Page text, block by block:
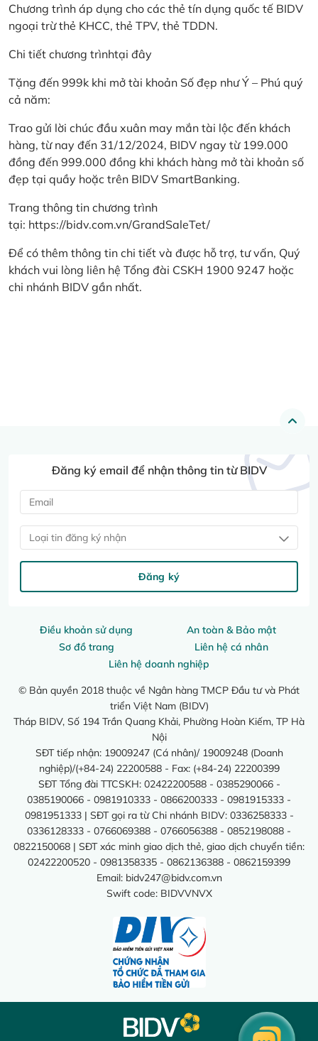
Chương trình áp dụng cho các thẻ tín dụng quốc tế BIDV
ngoại trừ thẻ KHCC, thẻ TPV, thẻ TDDN.
Chi tiết chương trìnhtại đây
Tặng đến 999k khi mở tài khoản Số đẹp như Ý – Phú quý
cả năm:
Trao gửi lời chúc đầu xuân may mắn tài lộc đến khách
hàng, từ nay đến 31/12/2024, BIDV ngay từ 199.000
đồng đến 999.000 đồng khi khách hàng mở tài khoản số
đẹp tại quầy hoặc trên BIDV SmartBanking.
Trang thông tin chương trình
tại: https://bidv.com.vn/GrandSaleTet/
Để có thêm thông tin chi tiết và được hỗ trợ, tư vấn, Quý
khách vui lòng liên hệ Tổng đài CSKH 1900 9247 hoặc
chi nhánh BIDV gần nhất.
Điều khoản sử dụng
An toàn & Bảo mật
Sơ đồ trang
Liên hệ cá nhân
Liên hệ doanh nghiệp
© Bản quyền 2018 thuộc về Ngân hàng TMCP Đầu tư và Phát
triển Việt Nam (BIDV)
Tháp BIDV, Số 194 Trần Quang Khải, Phường Hoàn Kiếm, TP Hà
Nội
SĐT tiếp nhận: 19009247 (Cá nhân)/ 19009248 (Doanh
nghiệp)/(+84-24) 22200588 - Fax: (+84-24) 22200399
SĐT Tổng đài TTCSKH: 02422200588 - 0385290066 -
0385190066 - 0981910333 - 0866200333 - 0981915333 -
0981951333 | SĐT gọi ra từ Chi nhánh BIDV: 0336258333 -
0336128333 - 0766069388 - 0766056388 - 0852198088 -
0822150068 | SĐT xác minh giao dịch thẻ, giao dịch chuyển tiền:
02422200520 - 0981358335 - 0862136388 - 0862159399
Email: bidv247@bidv.com.vn
Swift code: BIDVVNVX
Đăng ký email để nhận thông tin từ BIDV
Loại tin đăng ký nhận
Đăng ký